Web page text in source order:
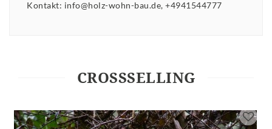
Kontakt: info@holz-wohn-bau.de +4941544777
CROSSSELLING